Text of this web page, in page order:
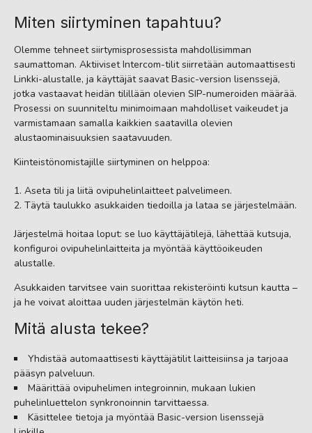
Miten siirtyminen tapahtuu?
Olemme tehneet siirtymisprosessista mahdollisimman
saumattoman. Aktiiviset Intercom-tilit siirretään automaattisesti
Linkki-alustalle, ja käyttäjät saavat Basic-version lisenssejä,
jotka vastaavat heidän tilillään olevien SIP-numeroiden määrää.
Prosessi on suunniteltu minimoimaan mahdolliset vaikeudet ja
varmistamaan samalla kaikkien saatavilla olevien
alustaominaisuuksien saatavuuden.
Kiinteistönomistajille siirtyminen on helppoa:
Aseta tili ja liitä ovipuhelinlaitteet palvelimeen.
Täytä taulukko asukkaiden tiedoilla ja lataa se järjestelmään.
Järjestelmä hoitaa loput: se luo käyttäjätilejä, lähettää kutsuja,
konfiguroi ovipuhelinlaitteita ja myöntää käyttöoikeuden
alustalle.
Asukkaiden tarvitsee vain suorittaa rekisteröinti kutsun kautta –
ja he voivat aloittaa uuden järjestelmän käytön heti.
Mitä alusta tekee?
Yhdistää automaattisesti käyttäjätilit laitteisiinsa ja tarjoaa
pääsyn palveluun.
Määrittää ovipuhelimen integroinnin, mukaan lukien
puhelinluettelon synkronoinnin tarvittaessa.
Käsittelee tietoja ja myöntää Basic-version lisenssejä